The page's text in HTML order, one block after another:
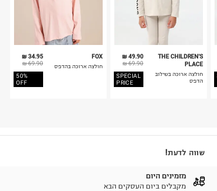
34.95 ₪
69.90 ₪
50%
OFF
FOX
חולצה ארוכה בהדפס
49.90 ₪
69.90 ₪
SPECIAL
PRICE
THE CHILDREN'S
PLACE
חולצה ארוכה בשילוב
הדפס
שווה לדעת!
מזמינים היום
מקבלים ביום העסקים הבא